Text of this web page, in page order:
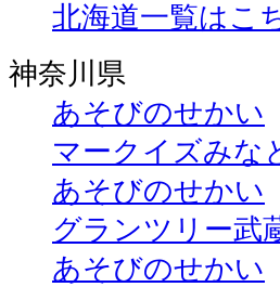
北海道一覧はこ
神奈川県
あそびのせかい
マークイズみな
あそびのせかい
グランツリー武
あそびのせかい